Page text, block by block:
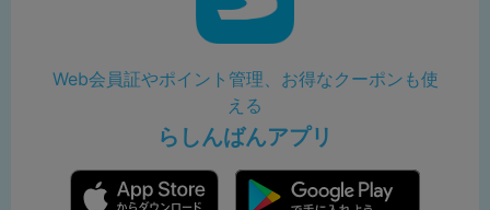
Web会員証やポイント管理、お得なクーポンも使
える
らしんばんアプリ